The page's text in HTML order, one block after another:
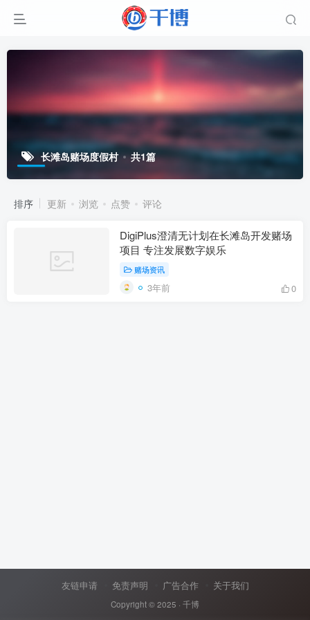
长滩岛赌场度假村 共1篇
排序 更新 浏览 点赞 评论
DigiPlus澄清无计划在长滩岛开发赌场
项目 专注发展数字娱乐
赌场资讯
3年前 0
友链申请 免责声明 广告合作 关于我们
Copyright © 2025 · 千博